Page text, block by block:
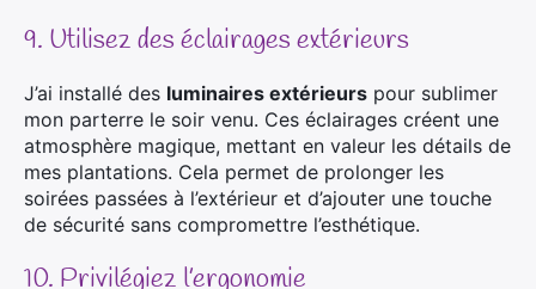
9. Utilisez des éclairages extérieurs
J’ai installé des luminaires extérieurs pour sublimer
mon parterre le soir venu. Ces éclairages créent une
atmosphère magique, mettant en valeur les détails de
mes plantations. Cela permet de prolonger les
soirées passées à l’extérieur et d’ajouter une touche
de sécurité sans compromettre l’esthétique.
10. Privilégiez l’ergonomie